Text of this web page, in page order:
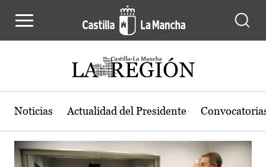
Actualidad de la región de Castilla-
Noticias Actualidad del Presidente